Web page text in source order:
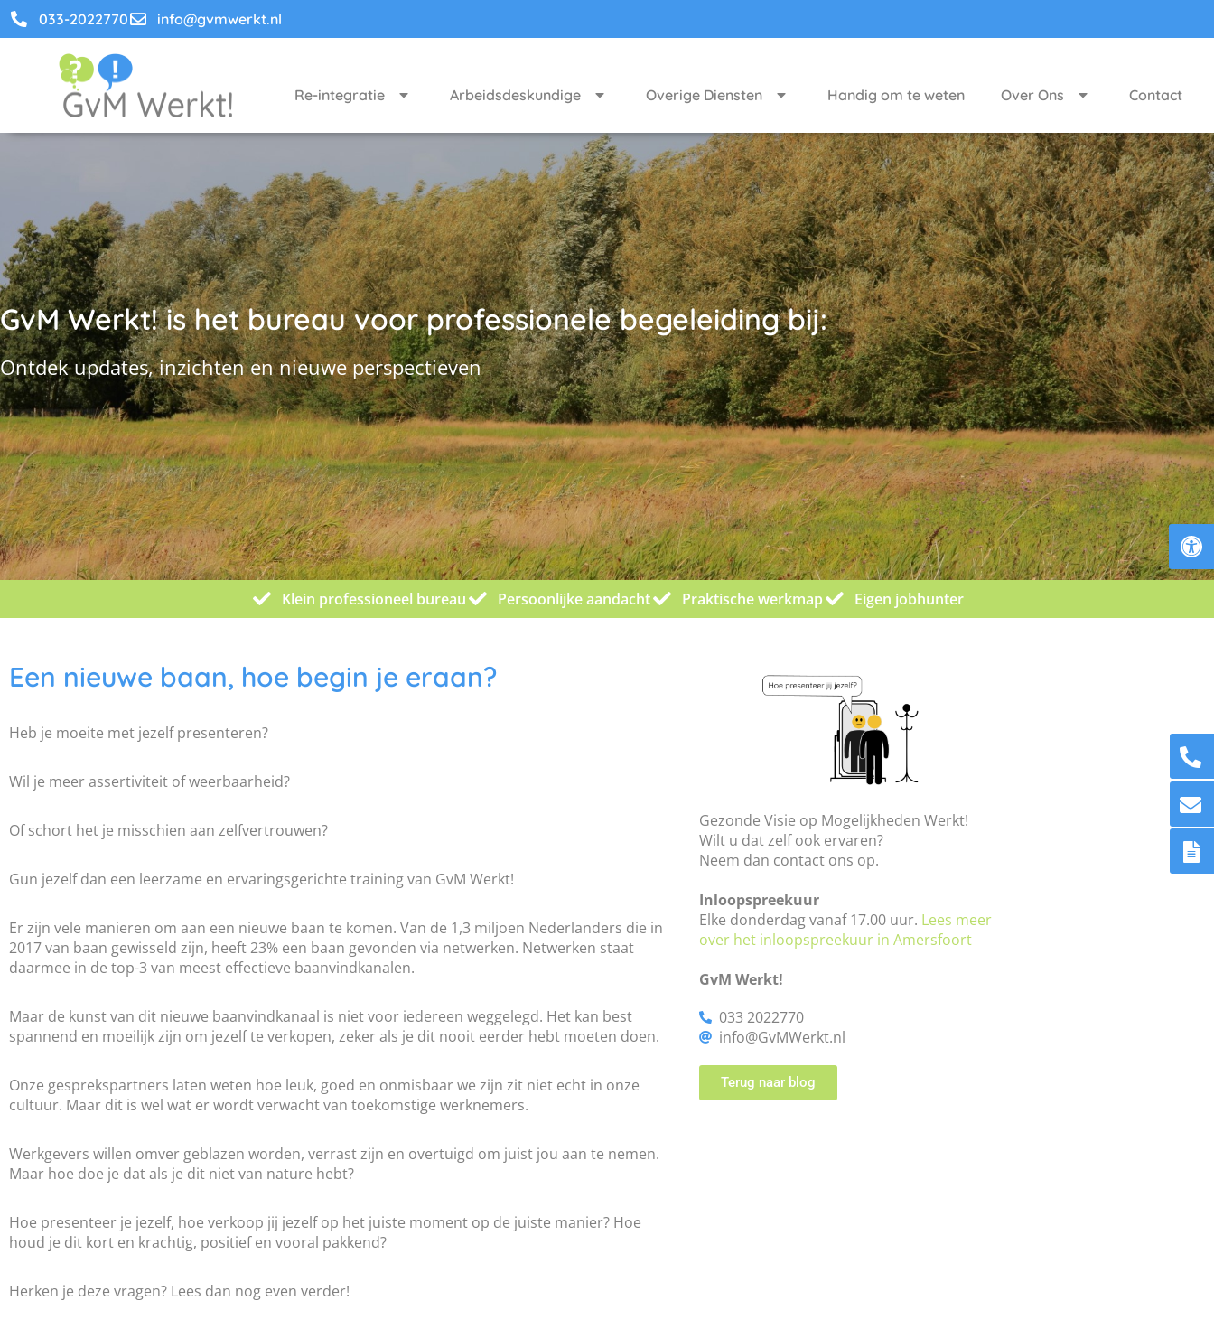
033-2022770 info@gvmwerkt.nl
Re-integratie Arbeidsdeskundige Overige Diensten Handig om te weten Over Ons Contact
GvM Werkt! is het bureau voor professionele begeleiding bij:
Ontdek updates, inzichten en nieuwe perspectieven
Klein professioneel bureau Persoonlijke aandacht Praktische werkmap Eigen jobhunter
Een nieuwe baan, hoe begin je eraan?
Heb je moeite met jezelf presenteren?
Wil je meer assertiviteit of weerbaarheid?
Of schort het je misschien aan zelfvertrouwen?
Gun jezelf dan een leerzame en ervaringsgerichte training van GvM Werkt!
Er zijn vele manieren om aan een nieuwe baan te komen. Van de 1,3 miljoen Nederlanders die in
2017 van baan gewisseld zijn, heeft 23% een baan gevonden via netwerken. Netwerken staat
daarmee in de top-3 van meest effectieve baanvindkanalen.
Maar de kunst van dit nieuwe baanvindkanaal is niet voor iedereen weggelegd. Het kan best
spannend en moeilijk zijn om jezelf te verkopen, zeker als je dit nooit eerder hebt moeten doen.
Onze gesprekspartners laten weten hoe leuk, goed en onmisbaar we zijn zit niet echt in onze
cultuur. Maar dit is wel wat er wordt verwacht van toekomstige werknemers.
Werkgevers willen omver geblazen worden, verrast zijn en overtuigd om juist jou aan te nemen.
Maar hoe doe je dat als je dit niet van nature hebt?
Hoe presenteer je jezelf, hoe verkoop jij jezelf op het juiste moment op de juiste manier? Hoe
houd je dit kort en krachtig, positief en vooral pakkend?
Herken je deze vragen? Lees dan nog even verder!
Gezonde Visie op Mogelijkheden Werkt!
Wilt u dat zelf ook ervaren?
Neem dan contact ons op.
Inloopspreekuur
Elke donderdag vanaf 17.00 uur. Lees meer
over het inloopspreekuur in Amersfoort
GvM Werkt!
033 2022770
info@GvMWerkt.nl
Terug naar blog